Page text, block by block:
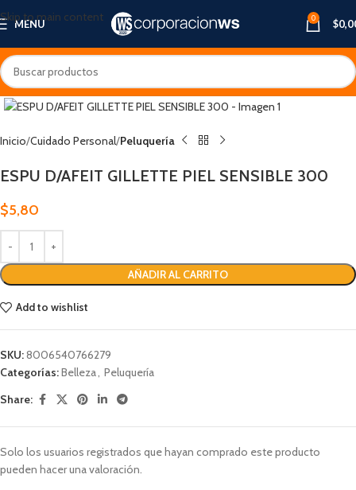
Skip to main content
MENU 0 $
Inicio Cuidado Personal Peluquería
ESPU D/AFEIT GILLETTE PIEL SENSIBLE 300
$5,80
AÑADIR AL CARRITO
Add to wishlist
SKU:8006540766279
Categorías:Belleza Peluquería
Share:
Solo los usuarios registrados que hayan comprado este producto
pueden hacer una valoración.